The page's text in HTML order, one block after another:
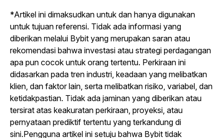
*Artikel ini dimaksudkan untuk dan hanya digunakan
untuk tujuan referensi. Tidak ada informasi yang
diberikan melalui Bybit yang merupakan saran atau
rekomendasi bahwa investasi atau strategi perdagangan
apa pun cocok untuk orang tertentu. Perkiraan ini
didasarkan pada tren industri, keadaan yang melibatkan
klien, dan faktor lain, serta melibatkan risiko, variabel, dan
ketidakpastian. Tidak ada jaminan yang diberikan atau
tersirat atas keakuratan perkiraan, proyeksi, atau
pernyataan prediktif tertentu yang terkandung di
sini.Pengguna artikel ini setuju bahwa Bybit tidak